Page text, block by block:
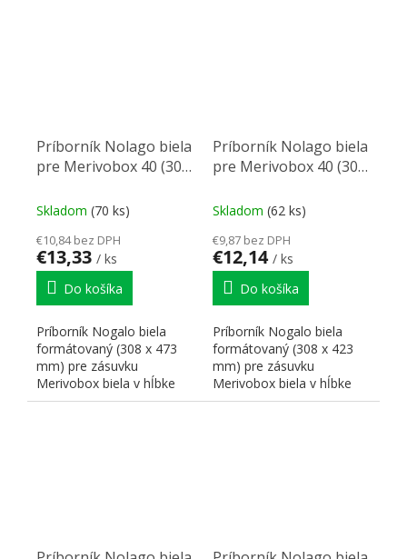
Príborník Nolago biela
pre Merivobox 40 (308
Skladom (70 ks)
€10,84 bez DPH
€13,33 / ks
Do košíka
Príborník Nogalo biela
formátovaný (308 x 473
mm) pre zásuvku
Merivobox biela v hĺbke
500 mm pre skrinku 400
Príborník Nolago biela
pre Merivobox 40 (308
Skladom (62 ks)
€9,87 bez DPH
€12,14 / ks
Do košíka
Príborník Nogalo biela
formátovaný (308 x 423
mm) pre zásuvku
Merivobox biela v hĺbke
450 mm pre skrinku 400